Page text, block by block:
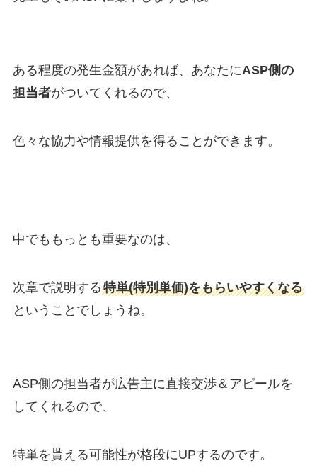
ある程度の発生金額があれば、あなたにASP側の
担当者がついてくれるので、
色々な協力や情報提供を得ることができます。
中でももっとも重要なのは、
次章で説明する特単(特別単価)をもらいやすくなる
ということでしょうね。
ASP側の担当者が広告主に直接交渉＆アピールを
してくれるので、
特単を貰える可能性が格段にUPするのです。